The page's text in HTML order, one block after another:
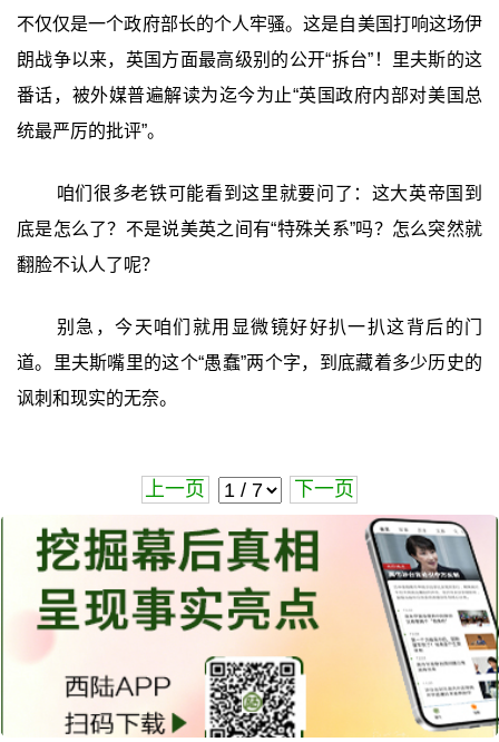
不仅仅是一个政府部长的个人牢骚。这是自美国打响这场伊
朗战争以来，英国方面最高级别的公开“拆台”！里夫斯的这
番话，被外媒普遍解读为迄今为止“英国政府内部对美国总
统最严厉的批评”。
咱们很多老铁可能看到这里就要问了：这大英帝国到
底是怎么了？不是说美英之间有“特殊关系”吗？怎么突然就
翻脸不认人了呢？
别急，今天咱们就用显微镜好好扒一扒这背后的门
道。里夫斯嘴里的这个“愚蠢”两个字，到底藏着多少历史的
讽刺和现实的无奈。
上一页 下一页